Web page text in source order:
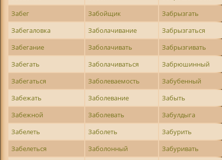
Забег
Забойщик
Забрызгать
Забегаловка
Заболачивание
Забрызгаться
Забегание
Заболачивать
Забрызгивать
Забегать
Заболачиваться
Забрюшинный
Забегаться
Заболеваемость
Забубенный
Забежать
Заболевание
Забыть
Забежной
Заболевать
Забулдыга
Забелеть
Заболеть
Забурить
Забелеться
Заболонный
Забуривать